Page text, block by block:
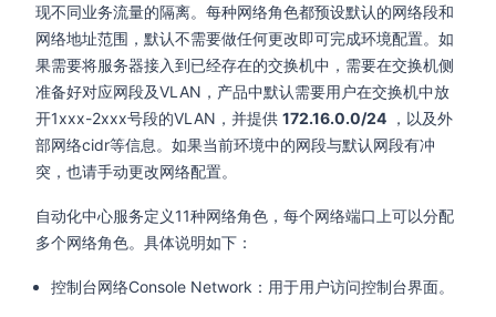
现不同业务流量的隔离。每种网络角色都预设默认的网络段和
网络地址范围，默认不需要做任何更改即可完成环境配置。如
果需要将服务器接入到已经存在的交换机中，需要在交换机侧
准备好对应网段及VLAN，产品中默认需要用户在交换机中放
开1xxx-2xxx号段的VLAN，并提供 172.16.0.0/24 ，以及外
部网络cidr等信息。如果当前环境中的网段与默认网段有冲
突，也请手动更改网络配置。
自动化中心服务定义11种网络角色，每个网络端口上可以分配
多个网络角色。具体说明如下：
控制台网络Console Network：用于用户访问控制台界面。